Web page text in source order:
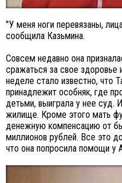
"У меня ноги перевязаны,
сообщила Казьмина.
Совсем недавно она
сражаться за свое
неделе стало известно, что
принадлежит особняк, где
детьми, выиграла у нее суд.
жилище. Кроме этого мать
денежную компенсацию от
миллионов рублей. Все это
что она попросила помощи у